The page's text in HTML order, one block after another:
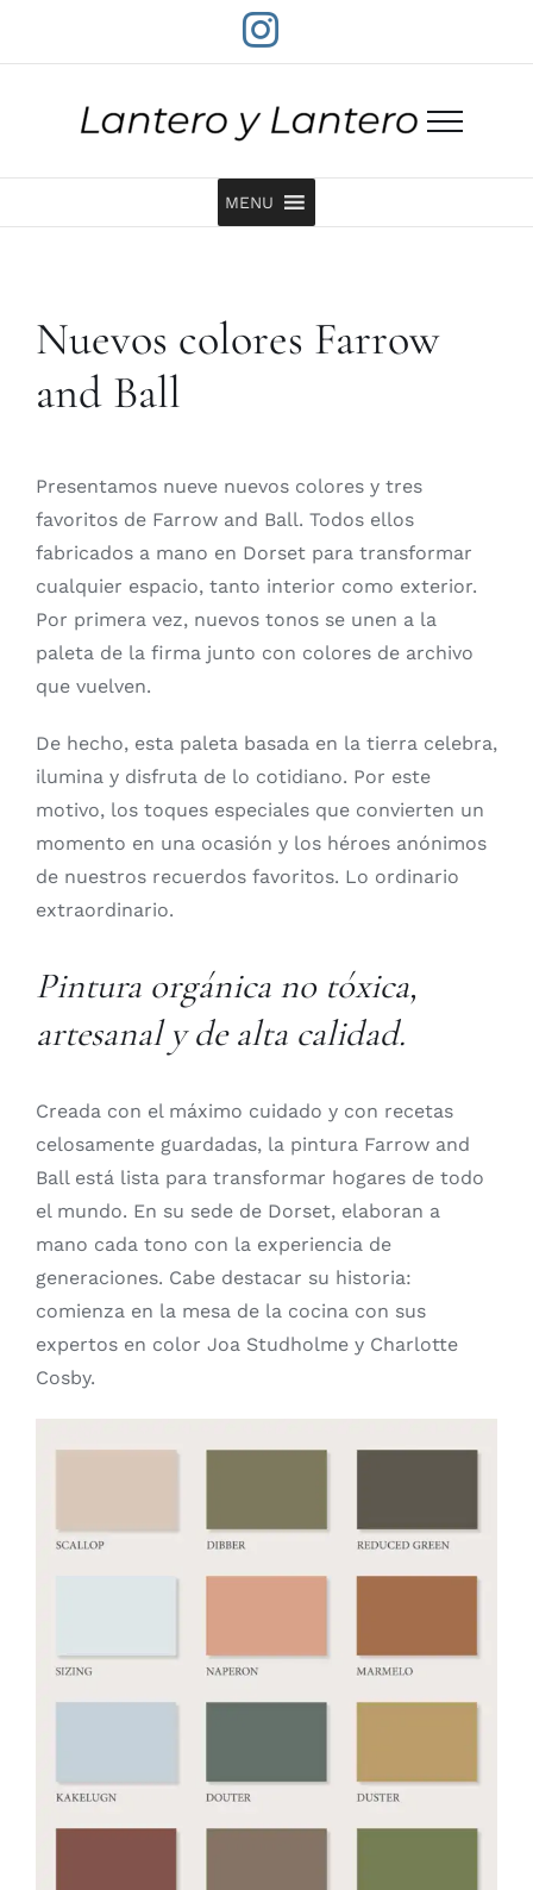
Instagram
MENU
Nuevos colores Farrow
and Ball
Presentamos nueve nuevos colores y tres
favoritos de Farrow and Ball. Todos ellos
fabricados a mano en Dorset para transformar
cualquier espacio, tanto interior como exterior.
Por primera vez, nuevos tonos se unen a la
paleta de la firma junto con colores de archivo
que vuelven.
De hecho, esta paleta basada en la tierra celebra,
ilumina y disfruta de lo cotidiano. Por este
motivo, los toques especiales que convierten un
momento en una ocasión y los héroes anónimos
de nuestros recuerdos favoritos. Lo ordinario
extraordinario.
Pintura orgánica no tóxica,
artesanal y de alta calidad.
Creada con el máximo cuidado y con recetas
celosamente guardadas, la pintura Farrow and
Ball está lista para transformar hogares de todo
el mundo. En su sede de Dorset, elaboran a
mano cada tono con la experiencia de
generaciones. Cabe destacar su historia:
comienza en la mesa de la cocina con sus
expertos en color Joa Studholme y Charlotte
Cosby.